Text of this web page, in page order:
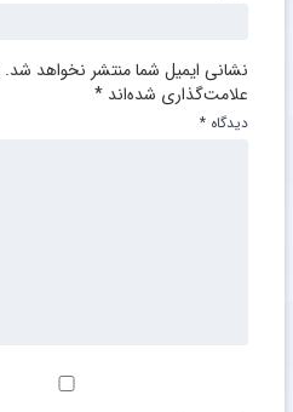
نشانی ایمیل شما منتشر نخواهد شد.
علامت‌گذاری شده‌اند *
دیدگاه *